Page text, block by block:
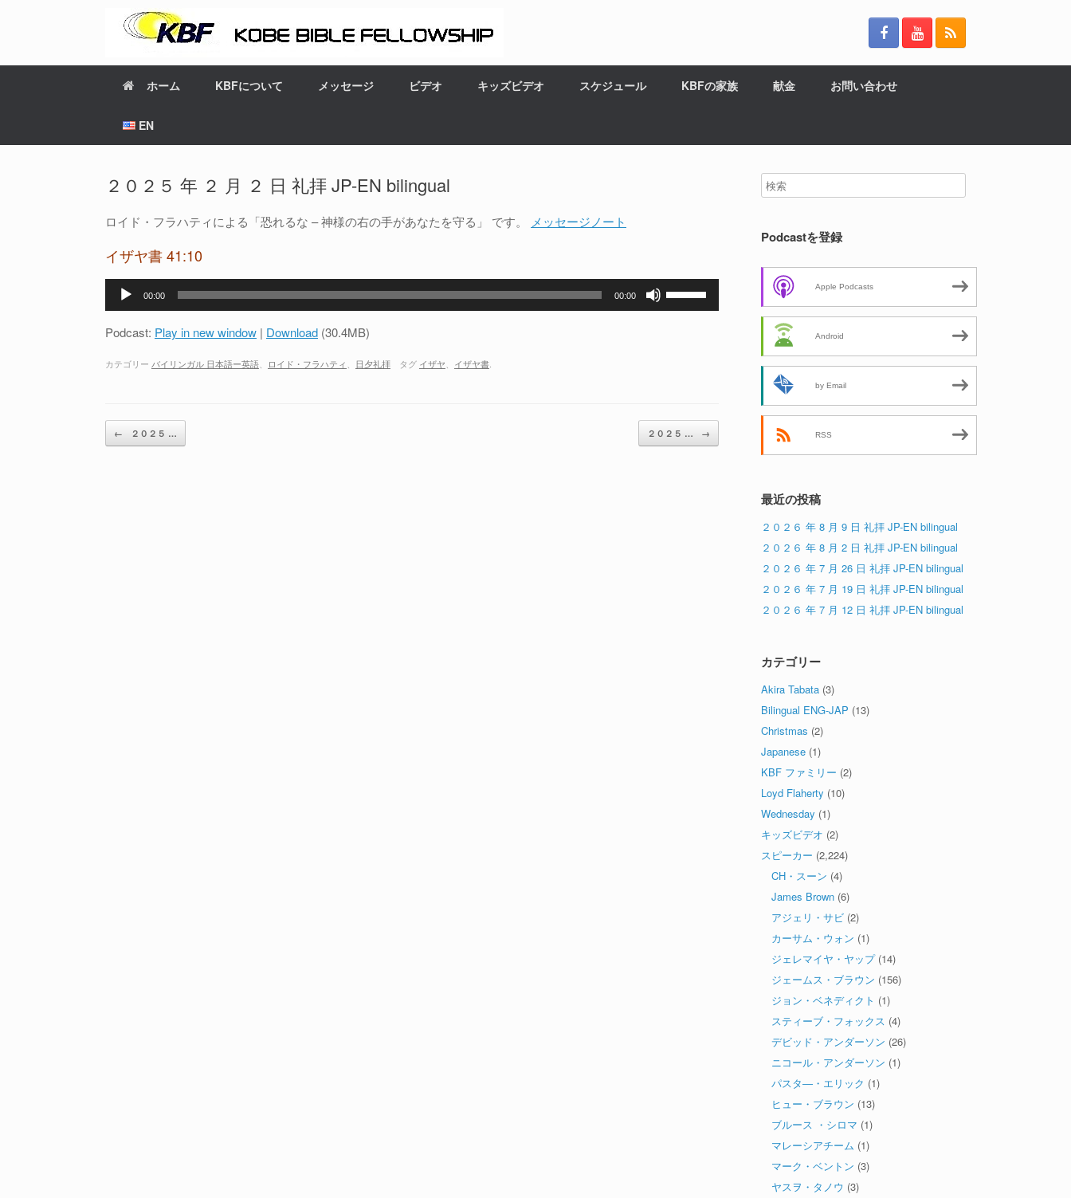
ホーム KBFについて メッセージ ビデオ キッズビデオ スケジュール KBFの家族 献金 お問い合わせ
EN
２０２５ 年 ２ 月 ２ 日 礼拝 JP-EN bilingual
ロイド・フラハティによる「恐れるな – 神様の右の手があなたを守る」 です。 メッセージノート
イザヤ書 41:10
プ
ー
00:00 00:00
に
は
Podcast: Play in new window | Download (30.4MB)
カテゴリー バイリンガル 日本語ー英語 ロイド・フラハティ 日夕礼拝 タグ イザヤ イザヤ書
投稿ナビゲーション
← ２０２５ … ２０２５ … →
Podcastを登録
Apple Podcasts
Android
by Email
RSS
最近の投稿
２０２６ 年 8 月 9 日 礼拝 JP-EN bilingual
２０２６ 年 8 月 2 日 礼拝 JP-EN bilingual
２０２６ 年 7 月 26 日 礼拝 JP-EN bilingual
２０２６ 年 7 月 19 日 礼拝 JP-EN bilingual
２０２６ 年 7 月 12 日 礼拝 JP-EN bilingual
カテゴリー
Akira Tabata (3)
Bilingual ENG-JAP (13)
Christmas (2)
Japanese (1)
KBF ファミリー (2)
Loyd Flaherty (10)
Wednesday (1)
キッズビデオ (2)
スピーカー (2,224)
CH・スーン (4)
James Brown (6)
アジェリ・サビ (2)
カーサム・ウォン (1)
ジェレマイヤ・ヤップ(14)
ジェームス・ブラウン (156)
ジョン・ベネディクト (1)
スティーブ・フォックス (4)
デビッド・アンダーソン (26)
ニコール・アンダーソン (1)
パスタ―・エリック (1)
ヒュー・ブラウン (13)
ブルース ・シロマ (1)
マレーシアチーム (1)
マーク・ベントン (3)
ヤスヲ・タノウ (3)